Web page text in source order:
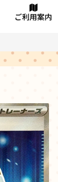
ご利用案内